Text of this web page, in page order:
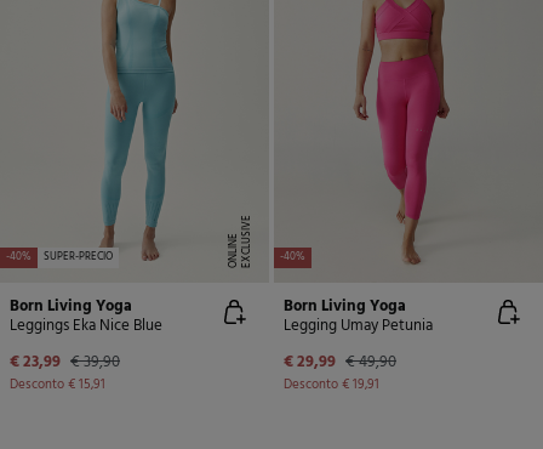
-40% SUPER-PRECIO E
X
C
L
U
SI
V
E
O
N
LI
N
E
Born Living Yoga
Leggings Eka Nice Blue
€ 23,99 € 39,90
Desconto€ 15,91
-40%
Born Living Yoga
Legging Umay Petunia
€ 29,99 € 49,90
Desconto€ 19,91